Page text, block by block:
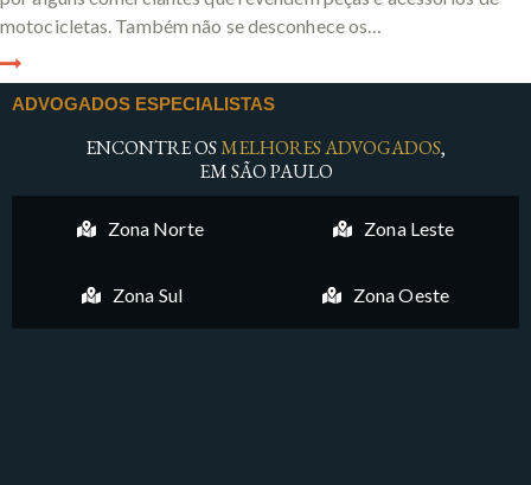
motocicletas. Também não se desconhece os…
ADVOGADOS ESPECIALISTAS
ENCONTRE OSMELHORES ADVOGADOS,
EM SÃO PAULO
Zona Norte Zona Leste
Zona Sul Zona Oeste